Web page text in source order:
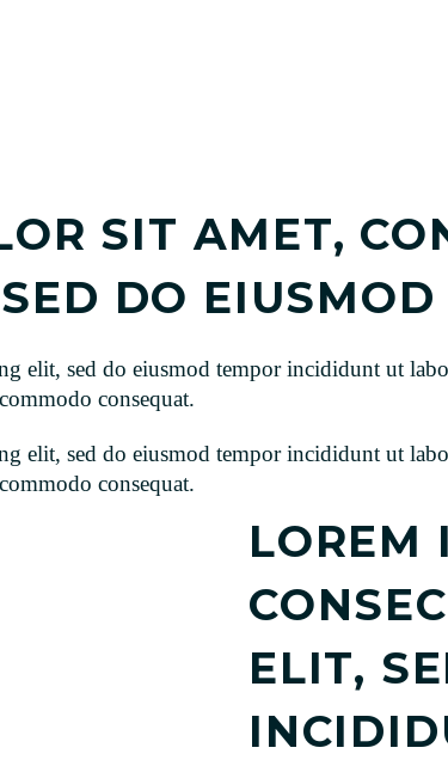
SIT AMET,
DO
elit, sed do eiusmod tempor incididunt ut
consequat.
elit, sed do eiusmod tempor incididunt ut
consequat.
LOREM
ELIT,